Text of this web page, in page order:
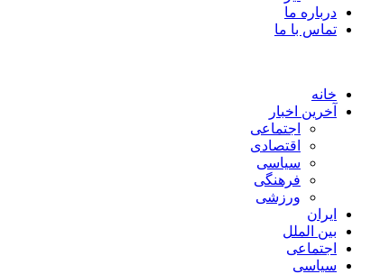
درباره ما
تماس با ما
خانه
آخرین اخبار
اجتماعی
اقتصادی
سیاسی
فرهنگی
ورزشی
ایران
بین الملل
اجتماعی
سیاسی